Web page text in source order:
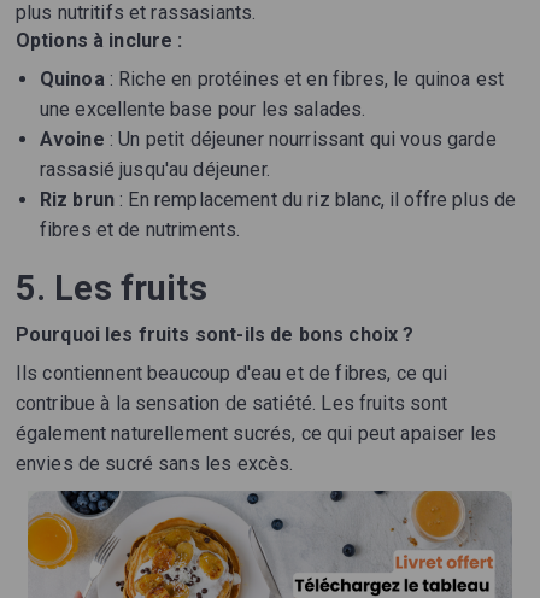
plus nutritifs et rassasiants.
Options à inclure :
Quinoa : Riche en protéines et en fibres, le quinoa est
une excellente base pour les salades.
Avoine : Un petit déjeuner nourrissant qui vous garde
rassasié jusqu'au déjeuner.
Riz brun : En remplacement du riz blanc, il offre plus de
fibres et de nutriments.
5. Les fruits
Pourquoi les fruits sont-ils de bons choix ?
Ils contiennent beaucoup d'eau et de fibres, ce qui
contribue à la sensation de satiété. Les fruits sont
également naturellement sucrés, ce qui peut apaiser les
envies de sucré sans les excès.